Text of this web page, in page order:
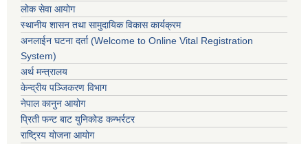
लोक सेवा आयोग
स्थानीय शासन तथा सामुदायिक विकास कार्यक्रम
अनलाईन घटना दर्ता (Welcome to Online Vital Registration
System)
अर्थ मन्त्रालय
केन्द्रीय पञ्जिकरण विभाग
नेपाल कानुन आयोग
प्रिती फन्ट बाट युनिकोड कन्भर्रटर
राष्ट्रिय योजना आयोग